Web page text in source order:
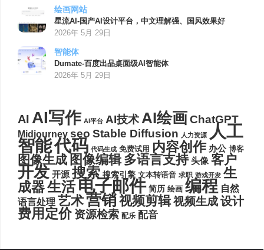
绘画网站
星流AI-国产AI设计平台，中文理解强、国风效果好
2026年 5月 29日
智能体
Dumate-百度出品桌面级AI智能体
2026年 5月 29日
AI AI写作 AI平台 AI技术AI绘画ChatGPT
Midjourney seo Stable Diffusion 人力资源 人工
智能代码 代码生成 免费试用 内容创作 办公 博客
图像生成 图像编辑 多语言支持 头像 客户
开发 开源 搜索 搜索引擎 文本转语音 求职 游戏开发 生
成器生活电子邮件 简历 绘画 编程 自然
语言处理 艺术营销视频剪辑视频生成设计
费用定价 资源检索 配乐 配音